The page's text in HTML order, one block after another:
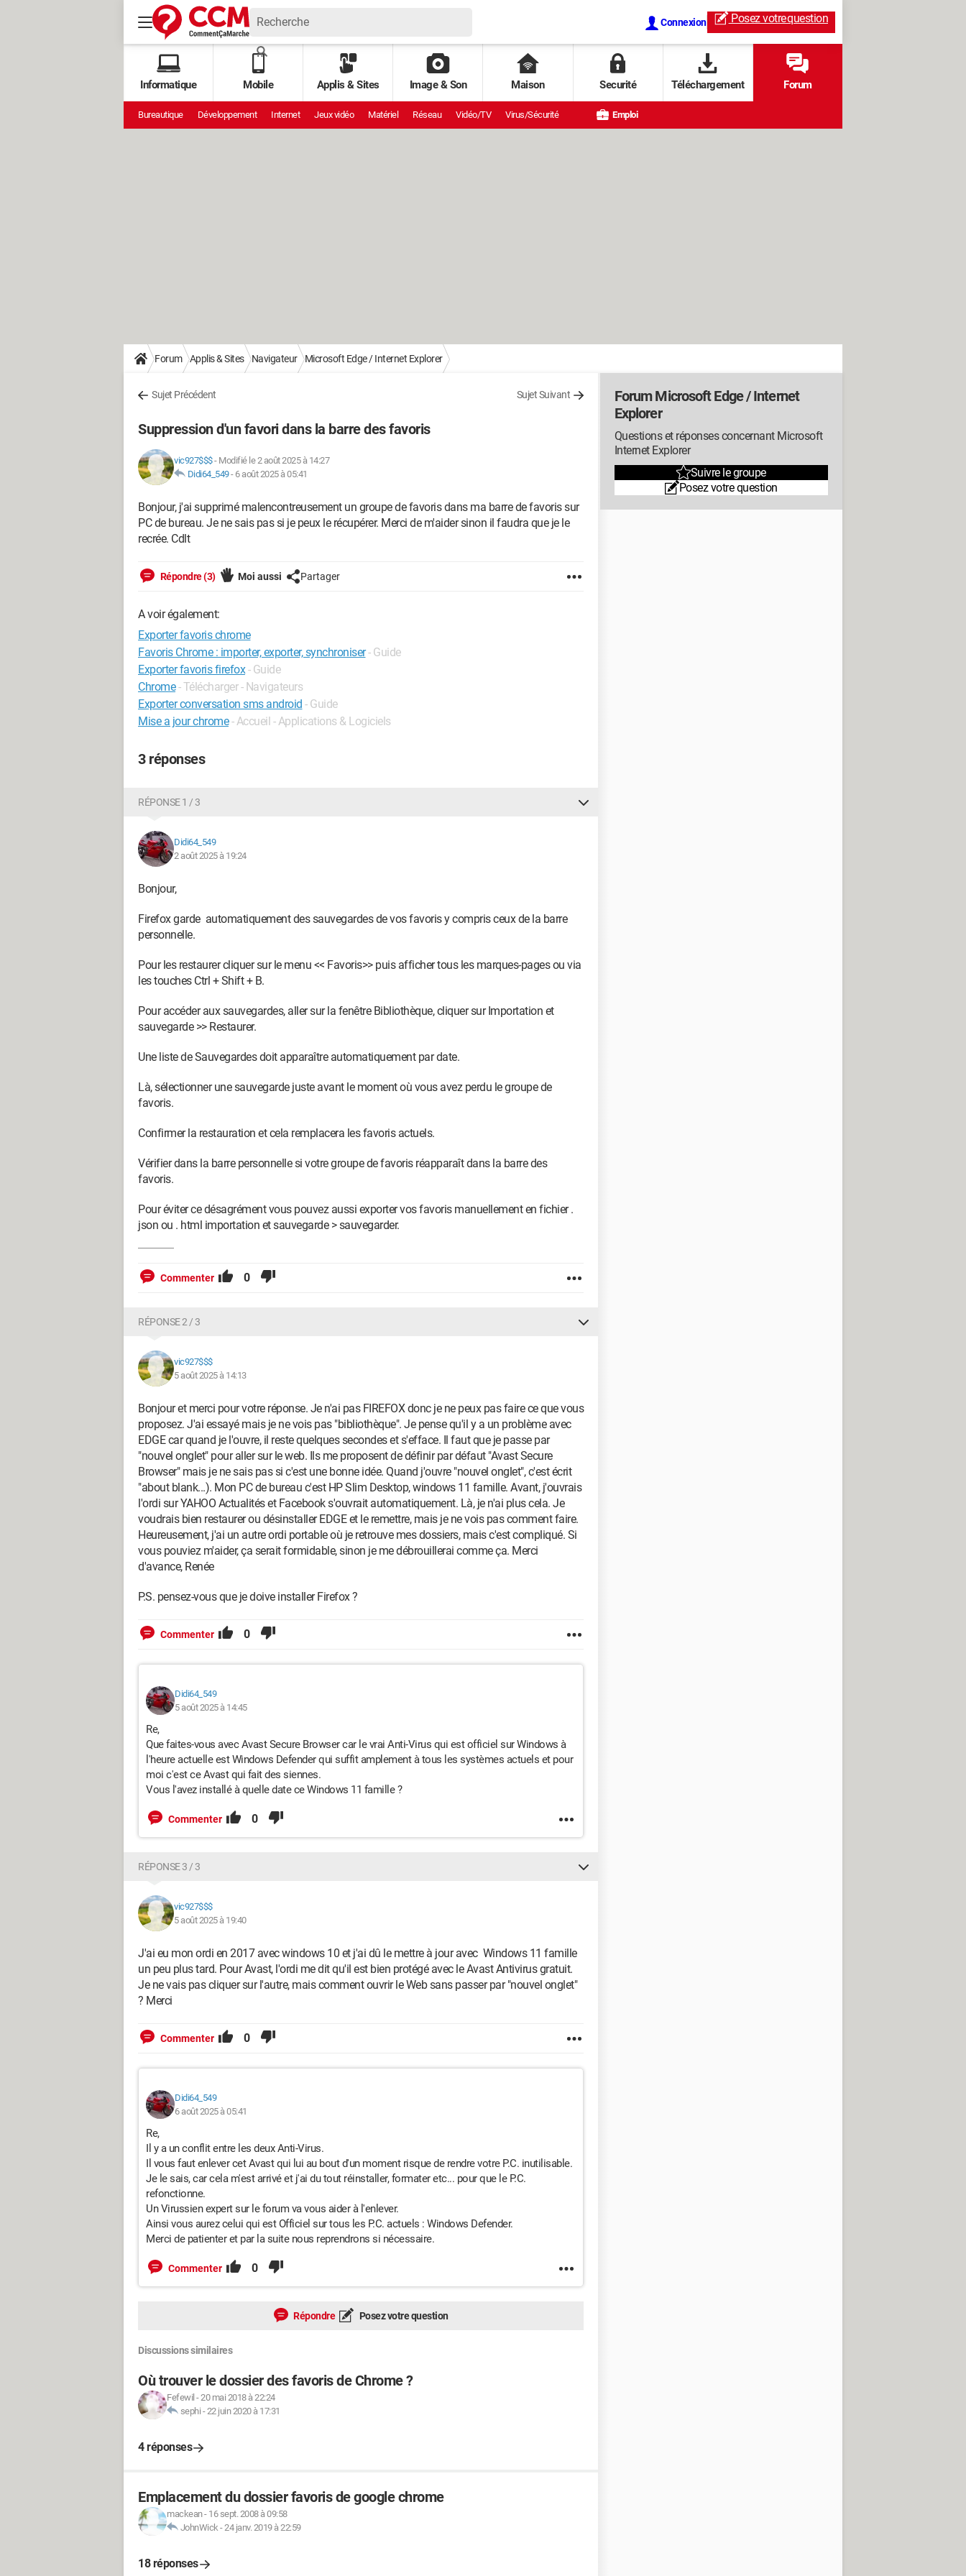
Connexion Posez votrequestion
Informatique Mobile Applis & Sites Image & Son Maison Securité Téléchargement Forum
Bureautique Développement Internet Jeux vidéo Matériel Réseau Vidéo/TV Virus/Sécurité Emploi
Forum Applis & Sites Navigateur Microsoft Edge / Internet Explorer
Sujet Précédent Sujet Suivant
Suppression d'un favori dans la barre des favoris
vic927$$$- Modifié le 2 août 2025 à 14:27
Didi64_549- 6 août 2025 à 05:41
Bonjour, j'ai supprimé malencontreusement un groupe de favoris dans ma barre de favoris sur
PC de bureau. Je ne sais pas si je peux le récupérer. Merci de m'aider sinon il faudra que je le
recrée. Cdlt
Répondre (3) Moi aussi Partager
A voir également:
Exporter favoris chrome
Favoris Chrome : importer, exporter, synchroniser- Guide
Exporter favoris firefox - Guide
Chrome - Télécharger - Navigateurs
Exporter conversation sms android - Guide
Mise a jour chrome - Accueil - Applications & Logiciels
3 réponses
RÉPONSE 1 / 3
Didi64_549
2 août 2025 à 19:24
Bonjour,
Firefox garde automatiquement des sauvegardes de vos favoris y compris ceux de la barre
personnelle.
Pour les restaurer cliquer sur le menu << Favoris>> puis afficher tous les marques-pages ou via
les touches Ctrl + Shift + B.
Pour accéder aux sauvegardes, aller sur la fenêtre Bibliothèque, cliquer sur Importation et
sauvegarde >> Restaurer.
Une liste de Sauvegardes doit apparaître automatiquement par date.
Là, sélectionner une sauvegarde juste avant le moment où vous avez perdu le groupe de
favoris.
Confirmer la restauration et cela remplacera les favoris actuels.
Vérifier dans la barre personnelle si votre groupe de favoris réapparaît dans la barre des
favoris.
Pour éviter ce désagrément vous pouvez aussi exporter vos favoris manuellement en fichier .
json ou . html importation et sauvegarde > sauvegarder.
Commenter 0
RÉPONSE 2 / 3
vic927$$$
5 août 2025 à 14:13
Bonjour et merci pour votre réponse. Je n'ai pas FIREFOX donc je ne peux pas faire ce que vous
proposez. J'ai essayé mais je ne vois pas "bibliothèque". Je pense qu'il y a un problème avec
EDGE car quand je l'ouvre, il reste quelques secondes et s'efface. Il faut que je passe par
"nouvel onglet" pour aller sur le web. Ils me proposent de définir par défaut "Avast Secure
Browser" mais je ne sais pas si c'est une bonne idée. Quand j'ouvre "nouvel onglet", c'est écrit
"about blank...). Mon PC de bureau c'est HP Slim Desktop, windows 11 famille. Avant, j'ouvrais
l'ordi sur YAHOO Actualités et Facebook s'ouvrait automatiquement. Là, je n'ai plus cela. Je
voudrais bien restaurer ou désinstaller EDGE et le remettre, mais je ne vois pas comment faire.
Heureusement, j'ai un autre ordi portable où je retrouve mes dossiers, mais c'est compliqué. Si
vous pouviez m'aider, ça serait formidable, sinon je me débrouillerai comme ça. Merci
d'avance, Renée
P.S. pensez-vous que je doive installer Firefox ?
Commenter 0
Didi64_549
5 août 2025 à 14:45
Re,
Que faites-vous avec Avast Secure Browser car le vrai Anti-Virus qui est officiel sur Windows à
l'heure actuelle est Windows Defender qui suffit amplement à tous les systèmes actuels et pour
moi c'est ce Avast qui fait des siennes.
Vous l'avez installé à quelle date ce Windows 11 famille ?
Commenter 0
RÉPONSE 3 / 3
vic927$$$
5 août 2025 à 19:40
J'ai eu mon ordi en 2017 avec windows 10 et j'ai dû le mettre à jour avec Windows 11 famille
un peu plus tard. Pour Avast, l'ordi me dit qu'il est bien protégé avec le Avast Antivirus gratuit.
Je ne vais pas cliquer sur l'autre, mais comment ouvrir le Web sans passer par "nouvel onglet"
? Merci
Commenter 0
Didi64_549
6 août 2025 à 05:41
Re,
Il y a un conflit entre les deux Anti-Virus.
Il vous faut enlever cet Avast qui lui au bout d'un moment risque de rendre votre P.C. inutilisable.
Je le sais, car cela m'est arrivé et j'ai du tout réinstaller, formater etc... pour que le P.C.
refonctionne.
Un Virussien expert sur le forum va vous aider à l'enlever.
Ainsi vous aurez celui qui est Officiel sur tous les P.C. actuels : Windows Defender.
Merci de patienter et par la suite nous reprendrons si nécessaire.
Commenter 0
Répondre Posez votre question
Discussions similaires
Où trouver le dossier des favoris de Chrome ?
Fefewil -20 mai 2018 à 22:24
sephi -22 juin 2020 à 17:31
4 réponses
Emplacement du dossier favoris de google chrome
mackean- 16 sept. 2008 à 09:58
JohnWick-24 janv. 2019 à 22:59
18 réponses
Forum Microsoft Edge / Internet
Explorer
Questions et réponses concernant Microsoft
Internet Explorer
Suivre le groupe
Posez votre question